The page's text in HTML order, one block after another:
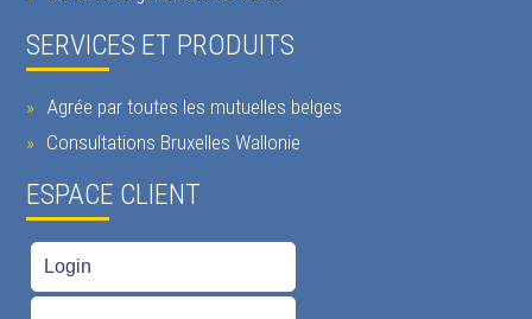
SERVICES ET PRODUITS
Agrée par toutes les mutuelles belges
Consultations Bruxelles Wallonie
ESPACE CLIENT